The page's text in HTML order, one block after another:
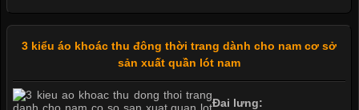
3 kiểu áo khoác thu đông thời trang dành cho nam cơ sở
sản xuất quần lót nam
Đai lưng: